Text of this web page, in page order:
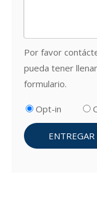
Por favor
pueda tener
formulario.
Opt-in
ENTREGAR